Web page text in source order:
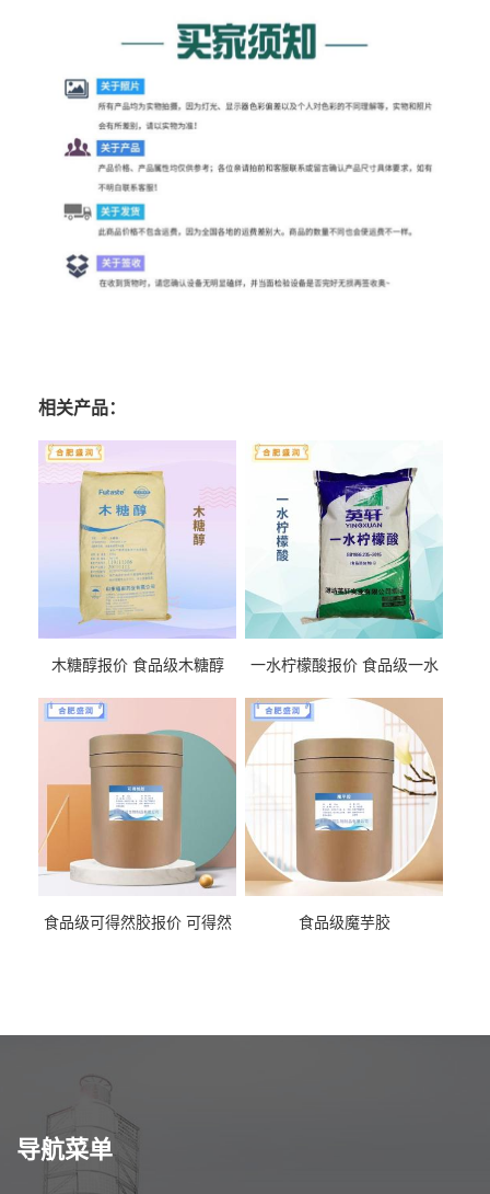
相关产品：
木糖醇报价 食品级木糖醇
一水柠檬酸报价 食品级一水
食品级可得然胶报价 可得然
食品级魔芋胶
导航菜单